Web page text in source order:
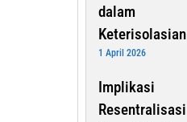
dalam
Keterisolasian
1 April 2026
Implikasi
Resentralisasi